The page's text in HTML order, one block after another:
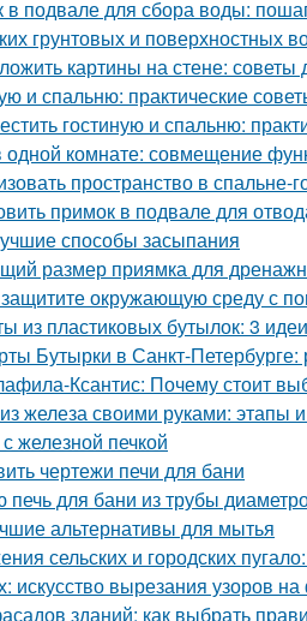
в подвале для сбора воды:
грунтовых и поверхностных
картины на стене: советы
и спальню: практические
гостиную и спальню:
одной комнате: совмещение
пространство в спальне-
примок в подвале для
способы засыпания
размер приямка для
окружающую среду с
из пластиковых бутылок: 3
Бутырки в Санкт-Петербурге:
Ксантис: Почему стоит
железа своими руками: этапы и
железной печкой
чертежи печи для бани
печь для бани из трубы
альтернативы для мытья
сельских и городских
искусство вырезания узоров
зданий: как выбрать